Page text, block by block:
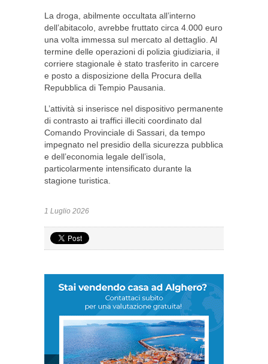
La droga, abilmente occultata all’interno
dell’abitacolo, avrebbe fruttato circa 4.000 euro
una volta immessa sul mercato al dettaglio. Al
termine delle operazioni di polizia giudiziaria, il
corriere stagionale è stato trasferito in carcere
e posto a disposizione della Procura della
Repubblica di Tempio Pausania.
L’attività si inserisce nel dispositivo permanente
di contrasto ai traffici illeciti coordinato dal
Comando Provinciale di Sassari, da tempo
impegnato nel presidio della sicurezza pubblica
e dell’economia legale dell’isola,
particolarmente intensificato durante la
stagione turistica.
1 Luglio 2026